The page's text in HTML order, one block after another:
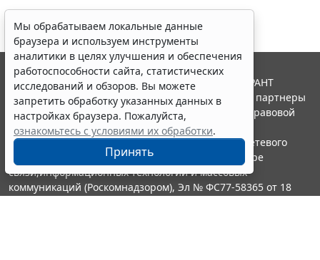
Мы обрабатываем локальные данные
браузера и используем инструменты
аналитики в целях улучшения и обеспечения
работоспособности сайта, статистических
исследований и обзоров. Вы можете
запретить обработку указанных данных в
настройках браузера. Пожалуйста,
ознакомьтесь с условиями их обработки.
Принять
© ООО "НПП "ГАРАНТ-СЕРВИС", 2026. Система ГАРАНТ
выпускается с 1990 года. Компания "Гарант" и ее партнеры
являются участниками Российской ассоциации правовой
информации ГАРАНТ.
Портал ГАРАНТ.РУ зарегистрирован в качестве сетевого
издания Федеральной службой по надзору в сфере
связи,информационных технологий и массовых
коммуникаций (Роскомнадзором), Эл № ФС77-58365 от 18